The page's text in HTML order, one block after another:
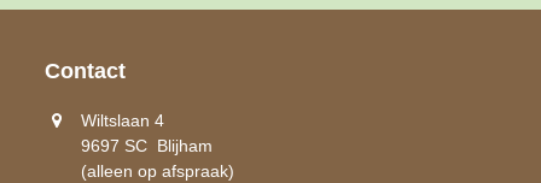
Contact
Wiltslaan 4
9697 SC Blijham
(alleen op afspraak)